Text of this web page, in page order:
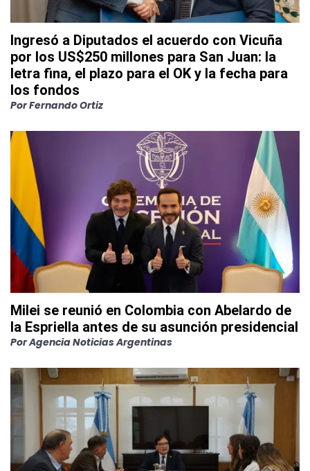
Ingresó a Diputados el acuerdo con Vicuña
por los US$250 millones para San Juan: la
letra fina, el plazo para el OK y la fecha para
los fondos
PorFernando Ortiz
Milei se reunió en Colombia con Abelardo de
la Espriella antes de su asunción presidencial
PorAgencia Noticias Argentinas